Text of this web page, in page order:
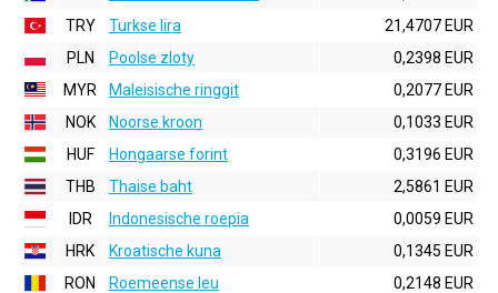
TRY
Turkse lira
21,4707 EUR
PLN
Poolse zloty
0,2398 EUR
MYR
Maleisische ringgit
0,2077 EUR
NOK
Noorse kroon
0,1033 EUR
HUF
Hongaarse forint
0,3196 EUR
THB
Thaise baht
2,5861 EUR
IDR
Indonesische roepia
0,0059 EUR
HRK
Kroatische kuna
0,1345 EUR
RON
Roemeense leu
0,2148 EUR